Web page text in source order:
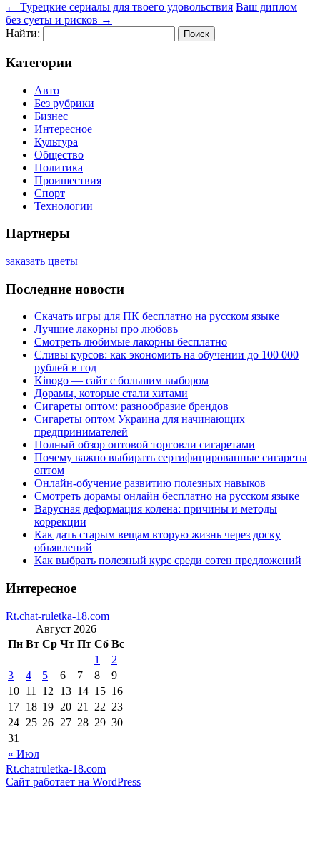
← Турецкие сериалы для твоего удовольствия Ваш диплом
без суеты и рисков →
Найти:
Категории
Авто
Без рубрики
Бизнес
Интересное
Культура
Общество
Политика
Проишествия
Спорт
Технологии
Партнеры
заказать цветы
Последние новости
Скачать игры для ПК бесплатно на русском языке
Лучшие лакорны про любовь
Смотреть любимые лакорны бесплатно
Сливы курсов: как экономить на обучении до 100 000
рублей в год
Kinogo — сайт с большим выбором
Дорамы, которые стали хитами
Сигареты оптом: разнообразие брендов
Сигареты оптом Украина для начинающих
предпринимателей
Полный обзор оптовой торговли сигаретами
Почему важно выбирать сертифицированные сигареты
оптом
Онлайн-обучение развитию полезных навыков
Смотреть дорамы онлайн бесплатно на русском языке
Варусная деформация колена: причины и методы
коррекции
Как дать старым вещам вторую жизнь через доску
объявлений
Как выбрать полезный курс среди сотен предложений
Интересное
Rt.chat-ruletka-18.com
Август 2026
Пн Вт Ср Чт Пт Сб Вс
« Июл
1
2
3
4 5 6 7 8
9
10 11 12 13 14 15 16
17 18 19 20 21 22 23
24 25 26 27 28 29 30
31
Rt.chatruletka-18.com
Сайт работает на WordPress